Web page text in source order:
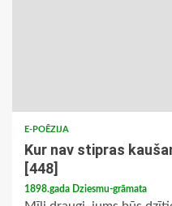
E-POĒZIJA
Kur nav stipras
[448]
1898.gada Dziesmu-grāmata